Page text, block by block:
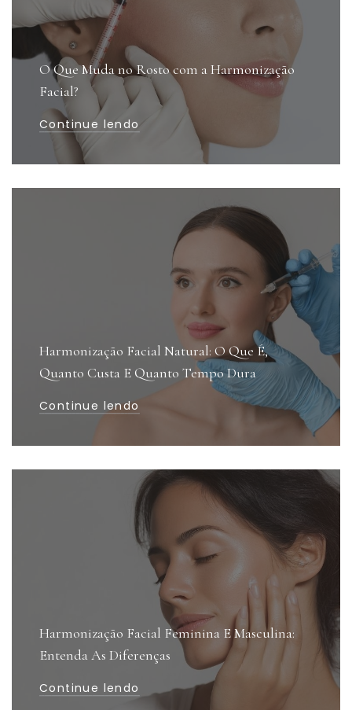
O Que Muda no Rosto com a Harmonização
Facial?
Continue lendo
Harmonização Facial Natural: O Que É,
Quanto Custa E Quanto Tempo Dura
Continue lendo
Harmonização Facial Feminina E Masculina:
Entenda As Diferenças
Continue lendo